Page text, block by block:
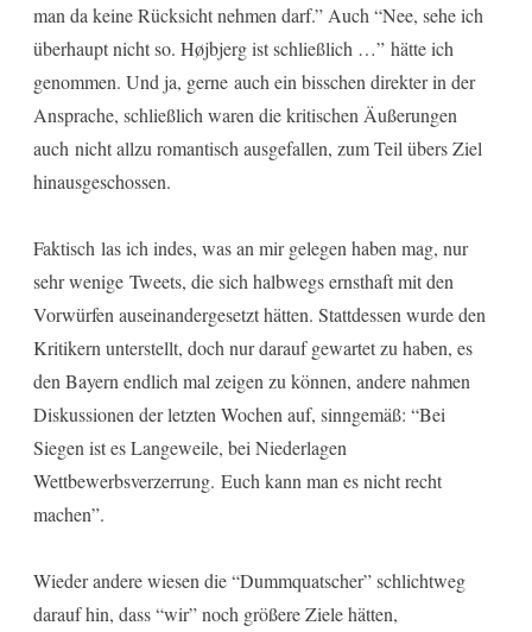
man da keine Rücksicht nehmen darf.” Auch “Nee, sehe ich
überhaupt nicht so. Højbjerg ist schließlich …” hätte ich
genommen. Und ja, gerne auch ein bisschen direkter in der
Ansprache, schließlich waren die kritischen Äußerungen
auch nicht allzu romantisch ausgefallen, zum Teil übers Ziel
hinausgeschossen.
Faktisch las ich indes, was an mir gelegen haben mag, nur
sehr wenige Tweets, die sich halbwegs ernsthaft mit den
Vorwürfen auseinandergesetzt hätten. Stattdessen wurde den
Kritikern unterstellt, doch nur darauf gewartet zu haben, es
den Bayern endlich mal zeigen zu können, andere nahmen
Diskussionen der letzten Wochen auf, sinngemäß: “Bei
Siegen ist es Langeweile, bei Niederlagen
Wettbewerbsverzerrung. Euch kann man es nicht recht
machen”.
Wieder andere wiesen die “Dummquatscher” schlichtweg
darauf hin, dass “wir” noch größere Ziele hätten,